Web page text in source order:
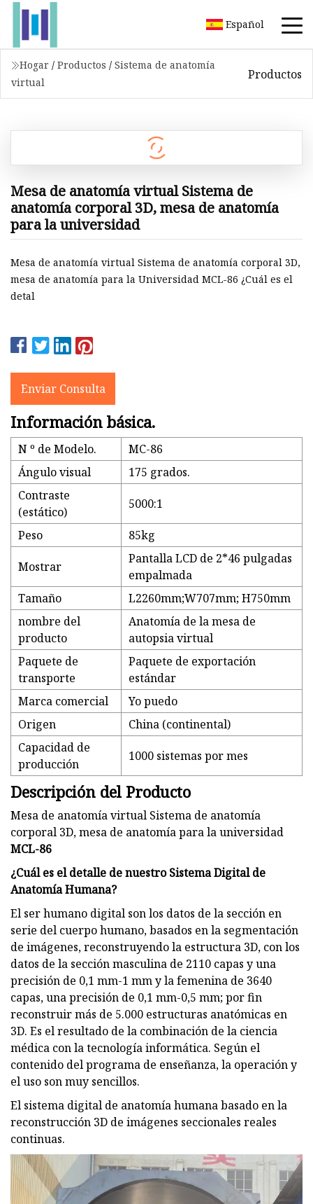
Español
Hogar / Productos / Sistema de anatomía
virtual
Productos
Mesa de anatomía virtual Sistema de
anatomía corporal 3D, mesa de anatomía
para la universidad
Mesa de anatomía virtual Sistema de anatomía corporal 3D,
mesa de anatomía para la Universidad MCL-86 ¿Cuál es el
detal
Enviar Consulta
Información básica.
N º de Modelo.
MC-86
Ángulo visual
175 grados.
Contraste
(estático)
5000:1
Peso 85kg
Mostrar
Pantalla LCD de 2*46 pulgadas
empalmada
Tamaño
L2260mm;W707mm; H750mm
nombre del
producto
Anatomía de la mesa de
autopsia virtual
Paquete de
transporte
Paquete de exportación
estándar
Marca comercial
Yo puedo
Origen
China (continental)
Capacidad de
producción
1000 sistemas por mes
Descripción del Producto
Mesa de anatomía virtual Sistema de anatomía
corporal 3D, mesa de anatomía para la universidad
MCL-86
¿Cuál es el detalle de nuestro Sistema Digital de
Anatomía Humana?
El ser humano digital son los datos de la sección en
serie del cuerpo humano, basados ​​en la segmentación
de imágenes, reconstruyendo la estructura 3D, con los
datos de la sección masculina de 2110 capas y una
precisión de 0,1 mm-1 mm y la femenina de 3640
capas, una precisión de 0,1 mm-0,5 mm; por fin
reconstruir más de 5.000 estructuras anatómicas en
3D. Es el resultado de la combinación de la ciencia
médica con la tecnología informática. Según el
contenido del programa de enseñanza, la operación y
el uso son muy sencillos.
El sistema digital de anatomía humana basado en la
reconstrucción 3D de imágenes seccionales reales
continuas.